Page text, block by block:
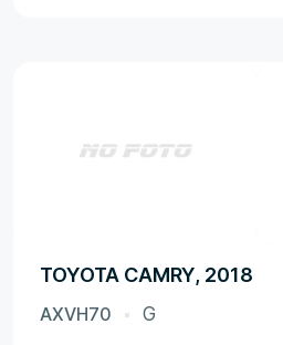
TOYOTA CAMRY, 2018
AXVH70 G